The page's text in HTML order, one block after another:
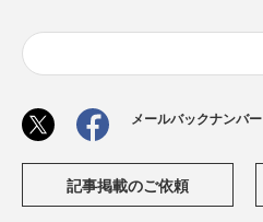
メールバックナンバー
記事掲載のご依頼